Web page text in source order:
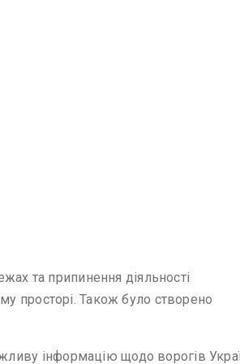
та припинення діяльності
просторі. Також було створено
інформацію щодо ворогів